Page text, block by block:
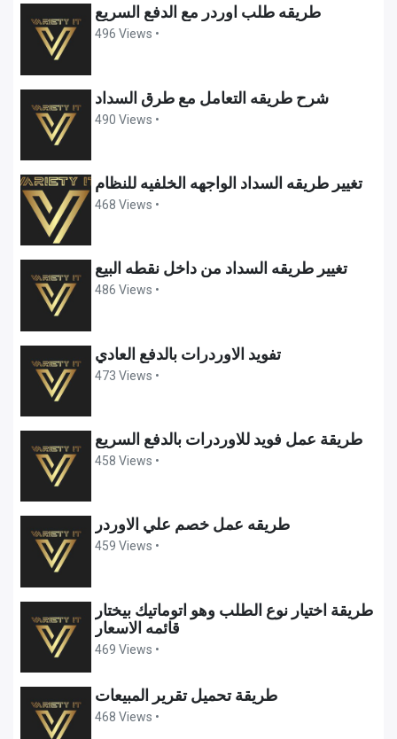
طريقه طلب اوردر مع الدفع السريع
496 Views •
شرح طريقه التعامل مع طرق السداد
490 Views •
تغيير طريقه السداد الواجهه الخلفيه للنظام
468 Views •
تغيير طريقه السداد من داخل نقطه البيع
486 Views •
تفويد الاوردرات بالدفع العادي
473 Views •
طريقة عمل فويد للاوردرات بالدفع السريع
458 Views •
طريقه عمل خصم علي الاوردر
459 Views •
طريقة اختيار نوع الطلب وهو اتوماتيك بيختار
قائمه الاسعار
469 Views •
طريقة تحميل تقرير المبيعات
468 Views •